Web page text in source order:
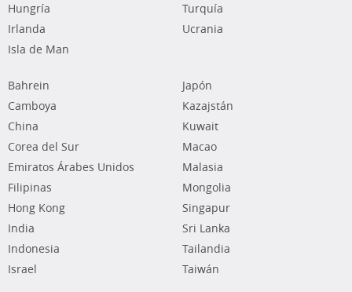
Hungría
Irlanda
Isla de Man
Turquía
Ucrania
Bahrein
Camboya
China
Corea del Sur
Emiratos Árabes Unidos
Filipinas
Hong Kong
India
Indonesia
Israel
Japón
Kazajstán
Kuwait
Macao
Malasia
Mongolia
Singapur
Sri Lanka
Tailandia
Taiwán